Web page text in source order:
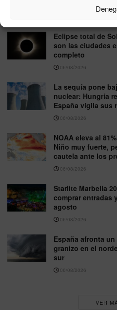
Eclipse total de
son las ciudades
completo
06/08/2026
La sequía pone
nuclear: Hungría
España vigila sus
06/08/2026
NOAA eleva al
Niño muy fuerte,
cautela ante los
06/08/2026
Starlite Marbella
comprar entradas
agosto
06/08/2026
España afronta
granizo en el
sur
06/08/2026
VER